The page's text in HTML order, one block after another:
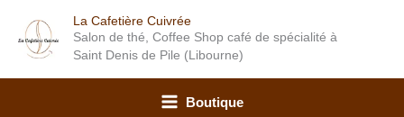
contenu
La Cafetière Cuivrée
Salon de thé, Coffee Shop café de spécialité à
Saint Denis de Pile (Libourne)
Boutique